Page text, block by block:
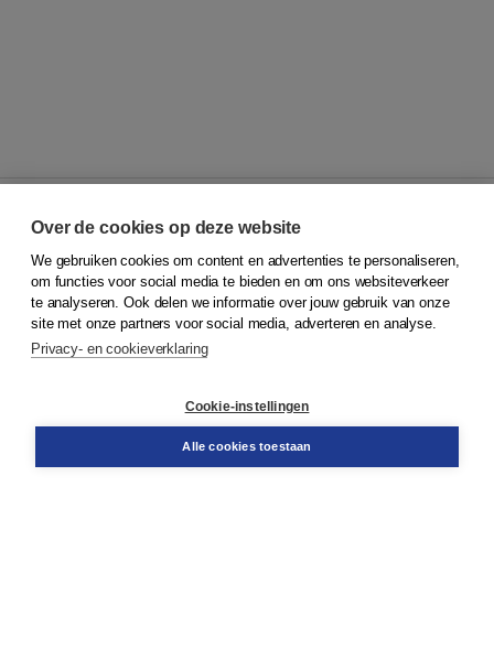
© 2026Koninklijke Boom uitgevers
Klantenservice
Service & informatie
Contact
Over de cookies op deze website
We gebruiken cookies om content en advertenties te personaliseren,
om functies voor social media te bieden en om ons websiteverkeer
te analyseren. Ook delen we informatie over jouw gebruik van onze
site met onze partners voor social media, adverteren en analyse.
Privacy- en cookieverklaring
Cookie-instellingen
Alle cookies toestaan